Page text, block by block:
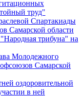
труд"
Спартакиады
Самарской области
трибуна" на
Молодежного
Самарской
оздоровительной
в ней